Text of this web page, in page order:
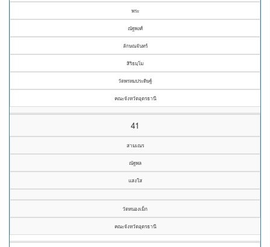
พระ
ณัฐพงศ์
ลักษณจันทร์
สิริธมฺโม
วัดพรหมประดิษฐ์
คณะจังหวัดอุดรธานี
41
สามเณร
ณัฐพล
แสงใส
วัดหนองเม็ก
คณะจังหวัดอุดรธานี